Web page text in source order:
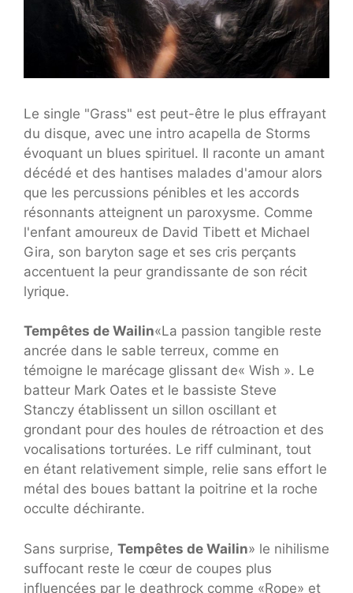
Le single "Grass" est peut-être le plus effrayant
du disque, avec une intro acapella de Storms
évoquant un blues spirituel. Il raconte un amant
décédé et des hantises malades d'amour alors
que les percussions pénibles et les accords
résonnants atteignent un paroxysme. Comme
l'enfant amoureux de David Tibett et Michael
Gira, son baryton sage et ses cris perçants
accentuent la peur grandissante de son récit
lyrique.
Tempêtes de Wailin«La passion tangible reste
ancrée dans le sable terreux, comme en
témoigne le marécage glissant de« Wish ». Le
batteur Mark Oates et le bassiste Steve
Stanczy établissent un sillon oscillant et
grondant pour des houles de rétroaction et des
vocalisations torturées. Le riff culminant, tout
en étant relativement simple, relie sans effort le
métal des boues battant la poitrine et la roche
occulte déchirante.
Sans surprise, Tempêtes de Wailin» le nihilisme
suffocant reste le cœur de coupes plus
influencées par le deathrock comme «Rope» et